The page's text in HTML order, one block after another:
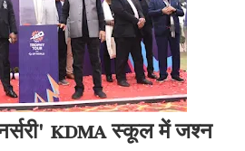
KDMA स्कूल में जश्न